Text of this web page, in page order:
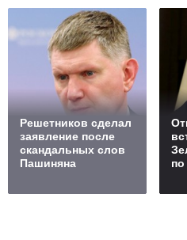
Решетников cделал
заявление после
скандальных слов
Пашиняна